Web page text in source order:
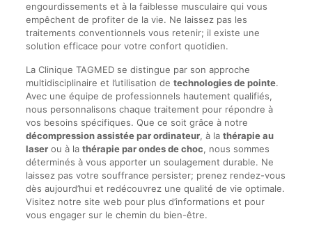
engourdissements et à la faiblesse musculaire qui vous
empêchent de profiter de la vie. Ne laissez pas les
traitements conventionnels vous retenir; il existe une
solution efficace pour votre confort quotidien.
La Clinique TAGMED se distingue par son approche
multidisciplinaire et l’utilisation de technologies de pointe.
Avec une équipe de professionnels hautement qualifiés,
nous personnalisons chaque traitement pour répondre à
vos besoins spécifiques. Que ce soit grâce à notre
décompression assistée par ordinateur, à la thérapie au
laserou à la thérapie par ondes de choc, nous sommes
déterminés à vous apporter un soulagement durable. Ne
laissez pas votre souffrance persister; prenez rendez-vous
dès aujourd’hui et redécouvrez une qualité de vie optimale.
Visitez notre site web pour plus d’informations et pour
vous engager sur le chemin du bien-être.